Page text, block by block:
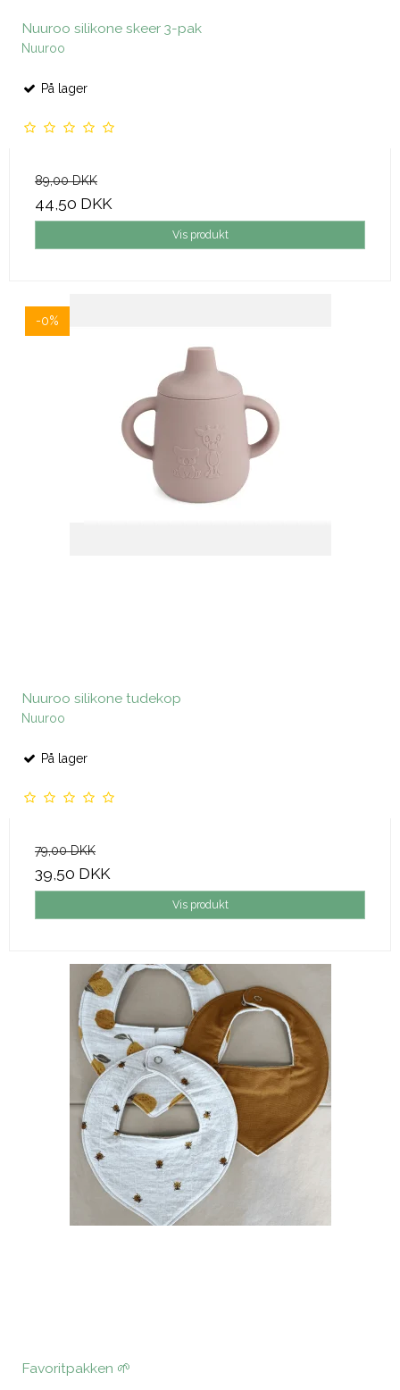
Nuuroo silikone skeer 3-pak
Nuuroo
På lager
89,00 DKK
44,50 DKK
Vis produkt
-0%
Nuuroo silikone tudekop
Nuuroo
På lager
79,00 DKK
39,50 DKK
Vis produkt
Favoritpakken 🌱